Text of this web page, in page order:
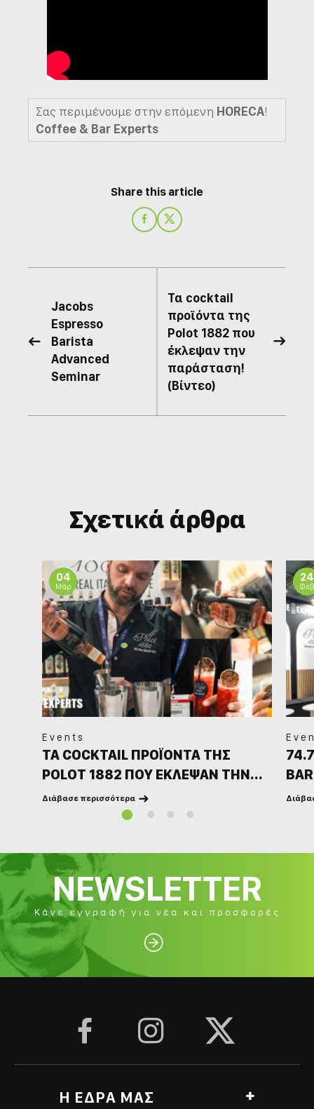
Σας περιμένουμε στην επόμενη HORECA!
Coffee & Bar Experts
Share this article

Jacobs
Espressο
Barista
Advanced
Seminar
Τα cocktail
προϊόντα της
Polot 1882 που
έκλεψαν την
παράσταση!
(Βίντεο)

Σχετικά άρθρα
04
Μάρ
Events
ΤΑ COCKTAIL ΠΡΟΪΟΝΤΑ ΤΗΣ
POLOT 1882 ΠΟΥ ΕΚΛΕΨΑΝ ΤΗΝ
ΠΑΡΑΣΤΑΣΗ!(ΒΙΝΤΕΟ)
Διάβασε περισσότερα 
24
Φεβ
NEWSLETTER
Κάνε εγγραφή για νέα και προσφορές

  
Η ΕΔΡΑ ΜΑΣ